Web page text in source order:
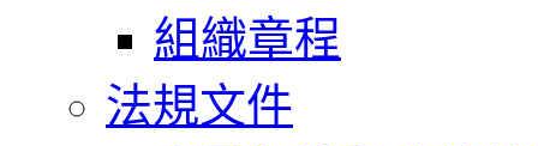
組織章程
法規文件